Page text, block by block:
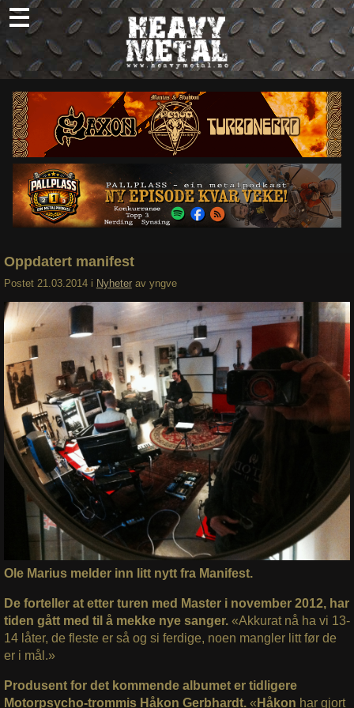
Skip
to
content
Nyheter
Omtaler
Intervjuer
Om oss
Abonner
Søk
Oppdatert manifest
Postet 21.03.2014 i Nyheter av yngve
Ole Marius melder inn litt nytt fra Manifest.
De forteller at etter turen med Master i november 2012, har
tiden gått med til å mekke nye sanger. «Akkurat nå ha vi 13-
14 låter, de fleste er så og si ferdige, noen mangler litt før de
er i mål.»
Produsent for det kommende albumet er tidligere
Motorpsycho-trommis Håkon Gerbhardt.« Håkon har gjort